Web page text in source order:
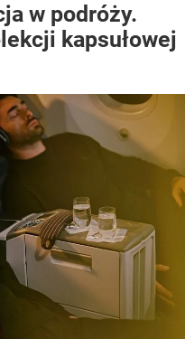
w podróży.
kapsułowej